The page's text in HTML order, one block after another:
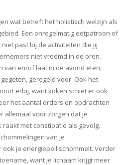
wat betreft het holistisch welzijn als
Een onregelmatig eetpatroon of
past bij de activiteiten die jij
niet vreemd in de oren.
van en/of laat in de avond eten,
geregeld voor. Ook het
erbij, want koken schiet er ook
het aantal orders en opdrachten
allemaal voor zorgen dat je
met constipatie als gevolg.
van je
je energiepeil schommelt. Verder
want je lichaam krijgt meer